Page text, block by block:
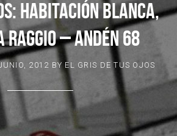
HABITACIÓN BLANCA,
RAGGIO – ANDÉN 68
2012 BY EL GRIS DE TUS OJOS